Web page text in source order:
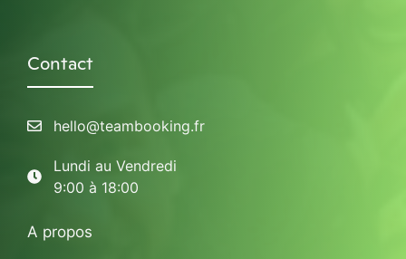
Contact
hello@teambooking.fr
Lundi au Vendredi
9:00 à 18:00
A propos